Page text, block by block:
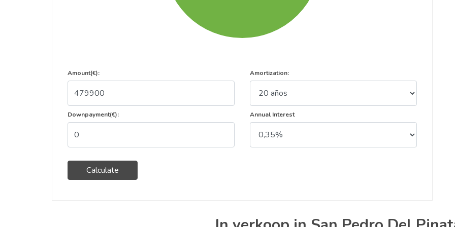
Amount(€):
Downpayment(€):
Calculate
Amortization:
Annual Interest